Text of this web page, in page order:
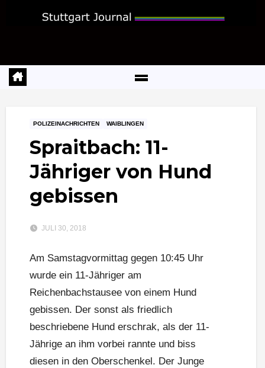
POLIZEINACHRICHTEN WAIBLINGEN
Spraitbach: 11-
Jähriger von Hund
gebissen
JULI 30, 2018
Am Samstagvormittag gegen 10:45 Uhr
wurde ein 11-Jähriger am
Reichenbachstausee von einem Hund
gebissen. Der sonst als friedlich
beschriebene Hund erschrak, als der 11-
Jährige an ihm vorbei rannte und biss
diesen in den Oberschenkel. Der Junge